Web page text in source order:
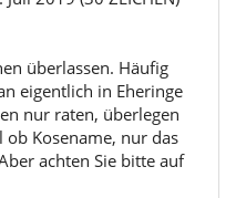
überlassen. Häufig
eigentlich in Eheringe
nur raten, überlegen
ob Kosename, nur das
achten Sie bitte auf